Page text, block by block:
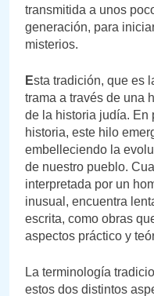
transmitida a unos
generación, para
misterios.
Esta tradición, que es
trama a través de una
de la historia judía. En
historia, este hilo
embelleciendo la
de nuestro pueblo.
interpretada por un
inusual, encuentra
escrita, como obras
aspectos práctico y
La terminología
estos dos distintos